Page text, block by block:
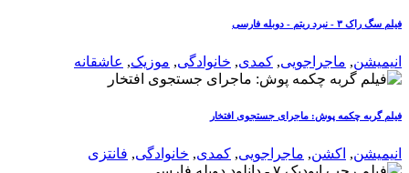
فیلم سگ راک ۳ - نبرد ریتم - دوبله فارسی
انیمیشن, ماجراجویی, کمدی, خانوادگی, موزیک, عاشقانه
فیلم گربه چکمه پوش: ماجرای جستجوی افتخار
انیمیشن, اکشن, ماجراجویی, کمدی, خانوادگی, فانتزی